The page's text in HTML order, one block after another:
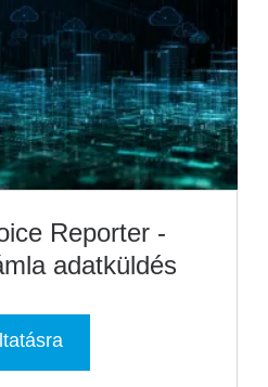
Reporter -
adatküldés